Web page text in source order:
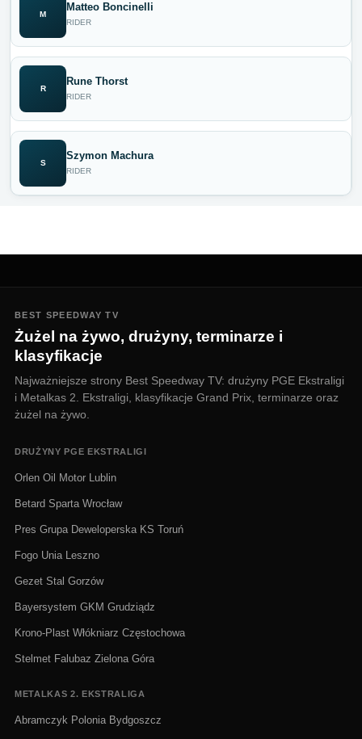
M
Matteo Boncinelli
RIDER
R
Rune Thorst
RIDER
S
Szymon Machura
RIDER
BEST SPEEDWAY TV
Żużel na żywo, drużyny, terminarze i
klasyfikacje
Najważniejsze strony Best Speedway TV: drużyny PGE Ekstraligi
i Metalkas 2. Ekstraligi, klasyfikacje Grand Prix, terminarze oraz
żużel na żywo.
DRUŻYNY PGE EKSTRALIGI
Orlen Oil Motor Lublin
Betard Sparta Wrocław
Pres Grupa Deweloperska KS Toruń
Fogo Unia Leszno
Gezet Stal Gorzów
Bayersystem GKM Grudziądz
Krono-Plast Włókniarz Częstochowa
Stelmet Falubaz Zielona Góra
METALKAS 2. EKSTRALIGA
Abramczyk Polonia Bydgoszcz